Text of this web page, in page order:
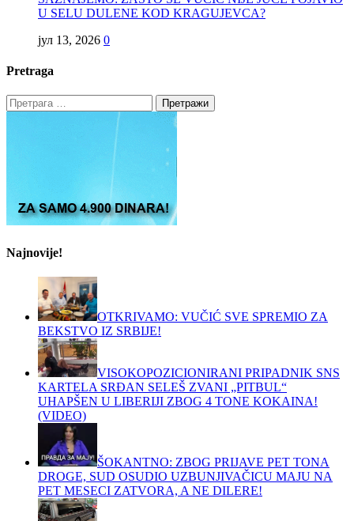
U SELU DULENE KOD KRAGUJEVCA?
јул 13, 2026 0
Pretraga
Претрага
за:
Najnovije!
OTKRIVAMO: VUČIĆ SVE SPREMIO ZA
BEKSTVO IZ SRBIJE!
VISOKOPOZICIONIRANI PRIPADNIK SNS
KARTELA SRĐAN SELEŠ ZVANI „PITBUL“
UHAPŠEN U LIBERIJI ZBOG 4 TONE KOKAINA!
(VIDEO)
ŠOKANTNO: ZBOG PRIJAVE PET TONA
DROGE, SUD OSUDIO UZBUNJIVAČICU MAJU NA
PET MESECI ZATVORA, A NE DILERE!